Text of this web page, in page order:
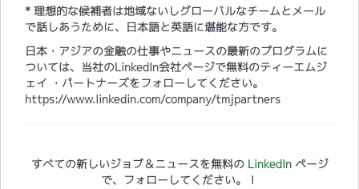
* 理想的な候補者は地域ないしグローバルなチームとメール
で話しあうために、日本語と英語に堪能な方です。
日本・アジアの金融の仕事やニュースの最新のプログラムに
ついては、当社のLinkedIn会社ページで無料のティーエムジ
ェイ ・パートナーズをフォローしてください。
https://www.linkedin.com/company/tmjpartners
すべての新しいジョブ＆ニュースを無料の LinkedInページ
で、フォローしてください。！